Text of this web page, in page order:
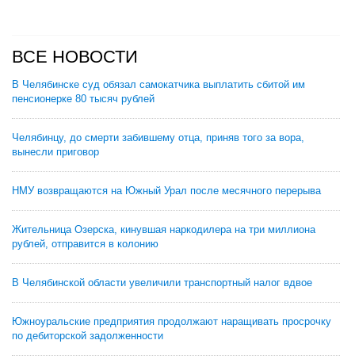
ВСЕ НОВОСТИ
В Челябинске суд обязал самокатчика выплатить сбитой им
пенсионерке 80 тысяч рублей
Челябинцу, до смерти забившему отца, приняв того за вора,
вынесли приговор
НМУ возвращаются на Южный Урал после месячного перерыва
Жительница Озерска, кинувшая наркодилера на три миллиона
рублей, отправится в колонию
В Челябинской области увеличили транспортный налог вдвое
Южноуральские предприятия продолжают наращивать просрочку
по дебиторской задолженности